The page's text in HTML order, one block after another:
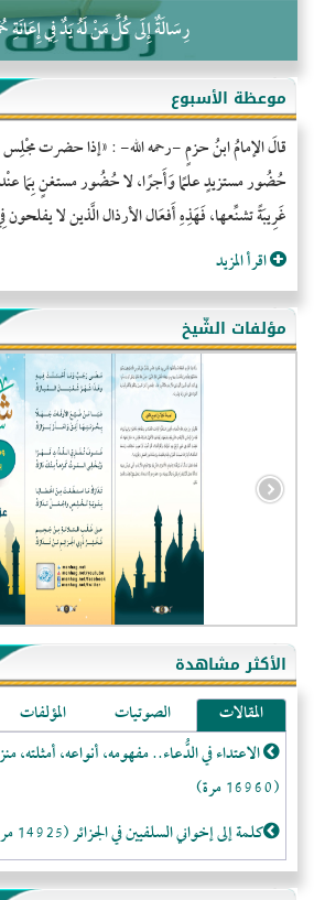
رِسَالَةٌ إِلَى كُلِّ مَنْ لَهُ يَدٌ فِي إِعَانَةِ
موعظة الأسبوع
قالَ الإمامُ ابنُ حزمٍ -رحمه الله- : «إذا حضرت
حُضُور مستزيدٍ علمًا وَأَجرًا، لا حُضُور مستغنٍ بِمَا
غَرِيبَةً تشنِّعها، فَهَذِهِ أَفعَال الأرذال الَّذين لا يفلحون
اقرأ المزيد
مؤلفات الشّيخ
الأكثر مشاهدة
المقالات الصوتيات
المؤلفات
الاعتداء في الدُّعاء.. مفهومه، أنواعه، أمثلته،
(16960 مرة)
كلمة إلى إخواني السلفيين في الجزائر (14925 مرة)
لا تتَّبعوا عورات الـمسلمين (13374 مرة)
- الولايات المتحدة (72321)
- فيتنام (21527)
-غير معروف (21222)
- الصين (10606)
- كندا (10268)
- فرنسا (9124)
- روسيا (5517)
- المملكة المتحدة (5507)